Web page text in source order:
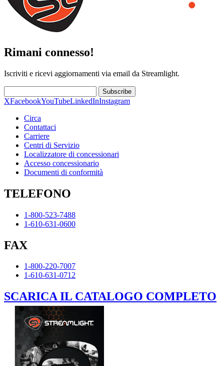
Rimani connesso!
Iscriviti e ricevi aggiornamenti via email da Streamlight.
Subscribe
XFacebookYouTubeLinkedInInstagram
Circa
Contattaci
Carriere
Centri di Servizio
Localizzatore di concessionari
Accesso concessionario
Documenti di conformità
TELEFONO
1-800-523-7488
1-610-631-0600
FAX
1-800-220-7007
1-610-631-0712
SCARICA IL CATALOGO COMPLETO